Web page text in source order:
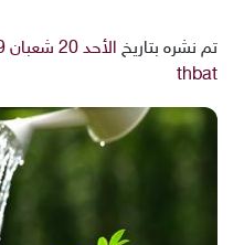
تم نشره بتاريخ الأحد 20 شعبان 1439هـ 6-5-2018م
thbat